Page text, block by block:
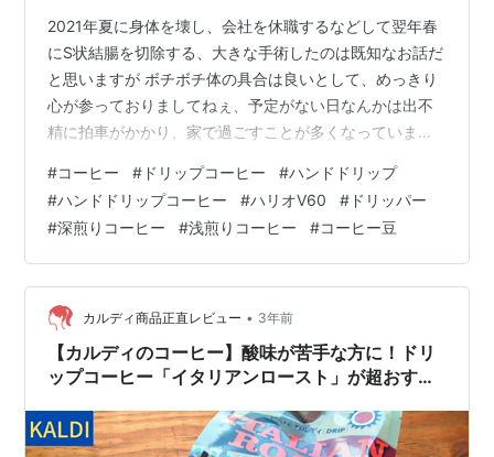
2021年夏に身体を壊し、会社を休職するなどして翌年春
にS状結腸を切除する、大きな手術したのは既知なお話だ
と思いますが ボチボチ体の具合は良いとして、めっきり
心が参っておりましてねぇ、予定がない日なんかは出不
精に拍車がかかり、家で過ごすことが多くなっています
ゅう言われておりましたが、どんどん陰キャ化が進んで
いるののも事実です 暇ならゴルフの練習とかやればいい
んですがね、どうも心も足も重くて仕方ありません そん
な中、私も大腸を壊したことがきっかけで新しく始めた
趣味がありますので、書くこともろくにないので、ちら
っとご紹介します 家で淹れる…
#コーヒー # ドリップコーヒー #ハンドドリップ
#ハンドドリップコーヒー #ハリオV60 # ドリッパー
#深煎りコーヒー #浅煎りコーヒー #コーヒー豆
カルディ商品正直レビュー • 3年前
【カルディのコーヒー】酸味が苦手な方に！ドリ
ップコーヒー「イタリアンロースト」が超おすす